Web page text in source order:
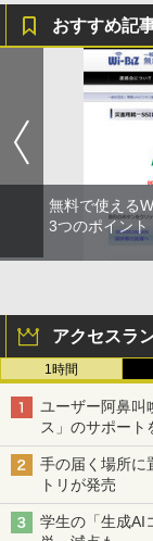
おすすめ記
無料で使える
3つのポイント
アクセスラ
1時間
ユーザー阿鼻叫
ス」のサポート
手の届く場所に
トリが発売
学生の「生成AI